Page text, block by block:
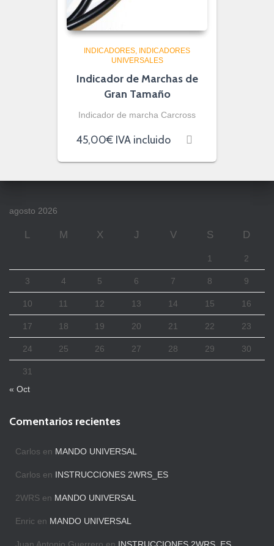
INDICADORES INDICADORES
UNIVERSALES
Indicador de Marchas de
Gran Tamaño
Indicador de marcha Carcross
45,00€ IVA incluido
agosto 2026
L M X J V S D
1 2
3 4 5 6 7 8 9
10 11 12 13 14 15 16
17 18 19 20 21 22 23
24 25 26 27 28 29 30
31
« Oct
Comentarios recientes
Carlos en MANDO UNIVERSAL
Carlos en INSTRUCCIONES 2WRS_ES
2WRS en MANDO UNIVERSAL
Enric en MANDO UNIVERSAL